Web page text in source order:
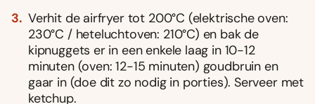
Verhit de airfryer tot 200°C (elektrische oven:
230°C / heteluchtoven: 210°C) en bak de
kipnuggets er in een enkele laag in 10-12
minuten (oven: 12-15 minuten) goudbruin en
gaar in (doe dit zo nodig in porties). Serveer met
ketchup.